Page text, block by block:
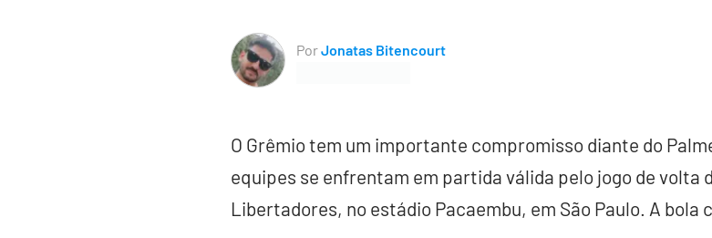
PorJonatas Bitencourt
O Grêmio tem um importante compromisso diante do
equipes se enfrentam em partida válida pelo jogo de volta
Libertadores, no estádio Pacaembu, em São Paulo. A bola